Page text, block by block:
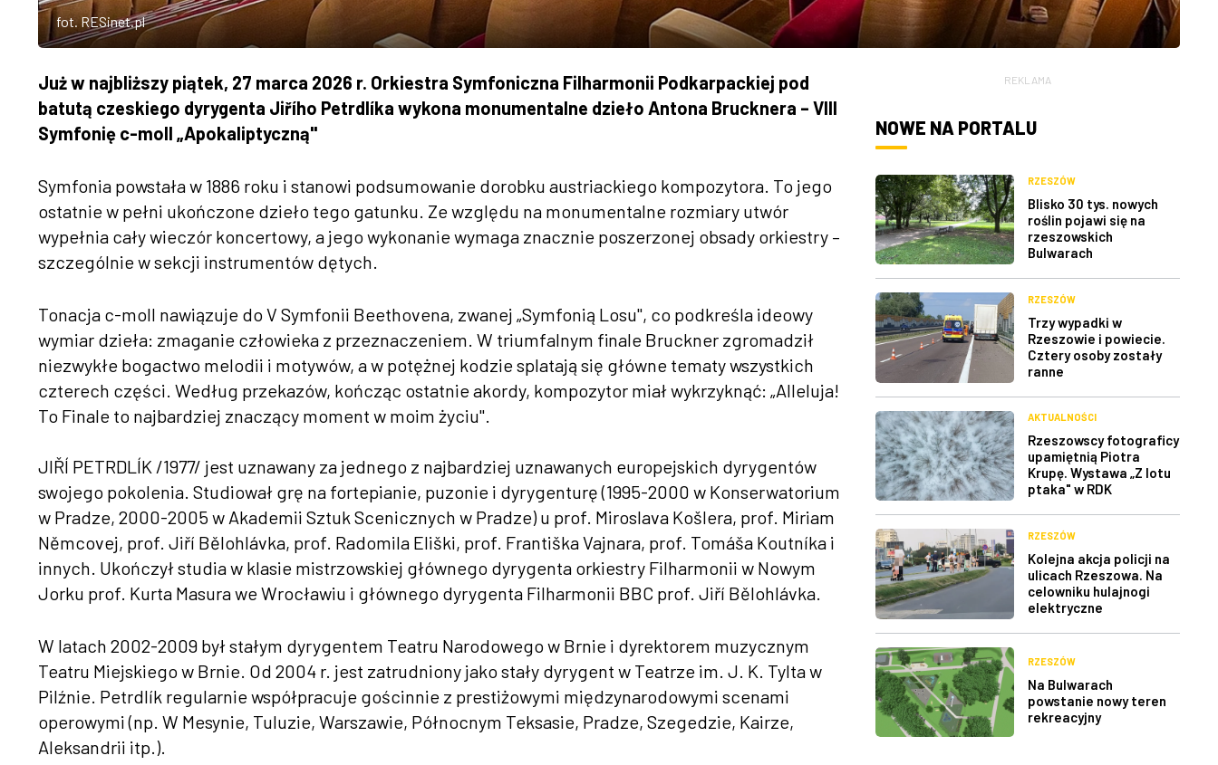
fot. RESinet.pl
Już w najbliższy piątek, 27 marca 2026 r. Orkiestra Symfoniczna Filharmonii Podkarpackiej pod
batutą czeskiego dyrygenta Jiřího Petrdlíka wykona monumentalne dzieło Antona Brucknera – VIII
Symfonię c-moll „Apokaliptyczną"
Symfonia powstała w 1886 roku i stanowi podsumowanie dorobku austriackiego kompozytora. To jego
ostatnie w pełni ukończone dzieło tego gatunku. Ze względu na monumentalne rozmiary utwór
wypełnia cały wieczór koncertowy, a jego wykonanie wymaga znacznie poszerzonej obsady orkiestry –
szczególnie w sekcji instrumentów dętych.
Tonacja c-moll nawiązuje do V Symfonii Beethovena, zwanej „Symfonią Losu", co podkreśla ideowy
wymiar dzieła: zmaganie człowieka z przeznaczeniem. W triumfalnym finale Bruckner zgromadził
niezwykłe bogactwo melodii i motywów, a w potężnej kodzie splatają się główne tematy wszystkich
czterech części. Według przekazów, kończąc ostatnie akordy, kompozytor miał wykrzyknąć: „Alleluja!
To Finale to najbardziej znaczący moment w moim życiu".
JIŘÍ PETRDLÍK /1977/ jest uznawany za jednego z najbardziej uznawanych europejskich dyrygentów
swojego pokolenia. Studiował grę na fortepianie, puzonie i dyrygenturę (1995-2000 w Konserwatorium
w Pradze, 2000-2005 w Akademii Sztuk Scenicznych w Pradze) u prof. Miroslava Košlera, prof. Miriam
Němcovej, prof. Jiří Bělohlávka, prof. Radomila Eliški, prof. Františka Vajnara, prof. Tomáša Koutníka i
innych. Ukończył studia w klasie mistrzowskiej głównego dyrygenta orkiestry Filharmonii w Nowym
Jorku prof. Kurta Masura we Wrocławiu i głównego dyrygenta Filharmonii BBC prof. Jiří Bělohlávka.
W latach 2002-2009 był stałym dyrygentem Teatru Narodowego w Brnie i dyrektorem muzycznym
Teatru Miejskiego w Brnie. Od 2004 r. jest zatrudniony jako stały dyrygent w Teatrze im. J. K. Tylta w
Pilźnie. Petrdlík regularnie współpracuje gościnnie z prestiżowymi międzynarodowymi scenami
operowymi (np. W Mesynie, Tuluzie, Warszawie, Północnym Teksasie, Pradze, Szegedzie, Kairze,
Aleksandrii itp.).
REKLAMA
NOWE NA PORTALU
RZESZÓW
Blisko 30 tys. nowych
roślin pojawi się na
rzeszowskich
Bulwarach
RZESZÓW
Trzy wypadki w
Rzeszowie i powiecie.
Cztery osoby zostały
ranne
AKTUALNOŚCI
Rzeszowscy fotograficy
upamiętnią Piotra
Krupę. Wystawa „Z lotu
ptaka" w RDK
RZESZÓW
Kolejna akcja policji na
ulicach Rzeszowa. Na
celowniku hulajnogi
elektryczne
RZESZÓW
Na Bulwarach
powstanie nowy teren
rekreacyjny